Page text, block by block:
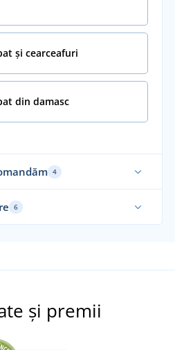
și cearceafuri
din damasc
4
6
și premii